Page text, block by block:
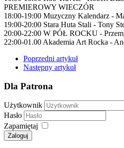
PREMIEROWY WIECZÓR
18:00-19:00 Muzyczny Kalendarz -
19:00-20:00 Stara Huta Stali - Tony
20:00-22:00 W PÓŁ ROCKU -
22:00-01.00 Akademia Art Rocka -
Poprzedni artykuł
Następny artykuł
Dla Patrona
Użytkownik
Hasło
Zapamiętaj
Zaloguj